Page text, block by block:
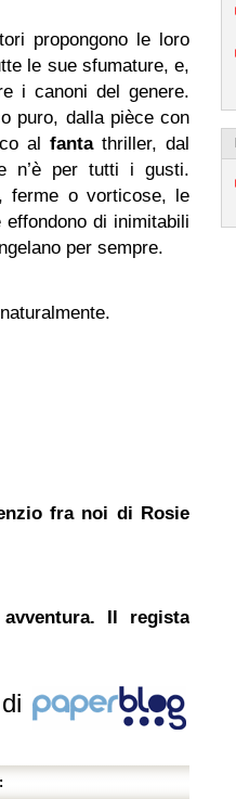
propongono le loro
le sue sfumature, e,
i canoni del genere.
puro, dalla pièce con
alfantathriller, dal
n’è per tutti i gusti.
ferme o vorticose, le
di inimitabili
per sempre.
fra noi di Rosie
Il regista